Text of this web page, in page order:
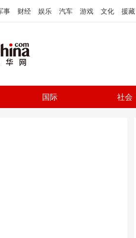
事 财经 娱乐 汽车 游戏 文化 援藏
国际 社会